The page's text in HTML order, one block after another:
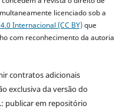
licenciado sob a
Internacional (CC BY)que
com reconhecimento da autoria
contratos adicionais
exclusiva da versão do
publicar em repositório